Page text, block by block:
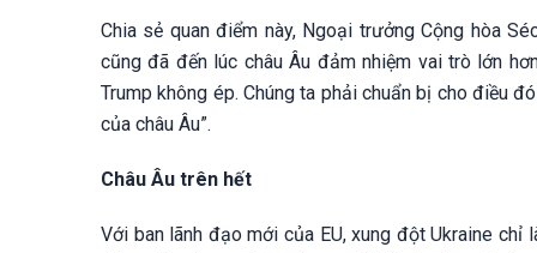
Chia sẻ quan điểm này, Ngoại trưởng Cộng hòa
cũng đã đến lúc châu Âu đảm nhiệm vai trò lớn
Trump không ép. Chúng ta phải chuẩn bị cho điều
của châu Âu”.
Châu Âu trên hết
Với ban lãnh đạo mới của EU, xung đột Ukraine